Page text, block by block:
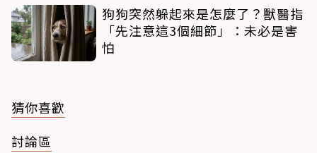
狗狗突然躲起來是怎麼了？獸醫指
「先注意這3個細節」：未必是害
怕
猜你喜歡
討論區